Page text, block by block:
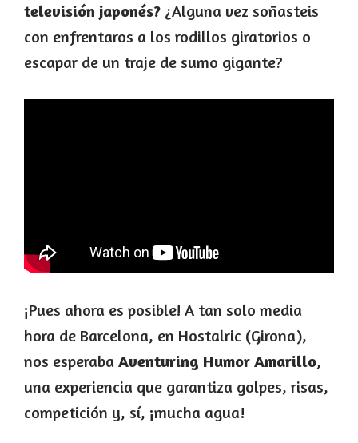
televisión japonés? ¿Alguna vez soñasteis
con enfrentaros a los rodillos giratorios o
escapar de un traje de sumo gigante?
¡Pues ahora es posible! A tan solo media
hora de Barcelona, en Hostalric (Girona),
nos esperaba Aventuring Humor Amarillo,
una experiencia que garantiza golpes, risas,
competición y, sí, ¡mucha agua!